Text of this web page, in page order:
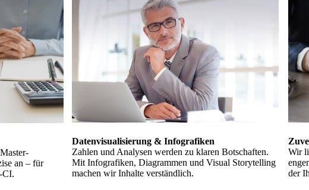
an – für
CI.
Datenvisualisierung & Infografiken
Zahlen und Analysen werden zu klaren Botschaften.
Mit Infografiken, Diagrammen und Visual Storytelling
machen wir Inhalte verständlich.
Wir
der